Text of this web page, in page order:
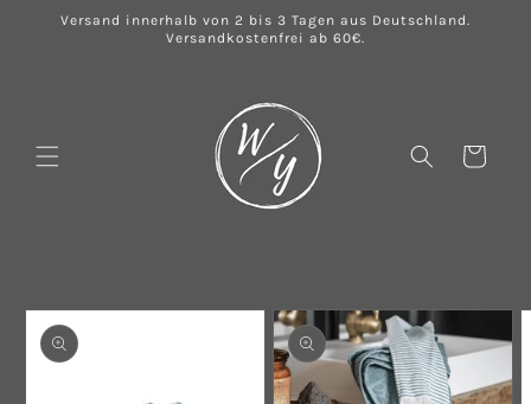
zumVersand innerhalb von 2 bis 3 Tagen aus Deutschland.
Versandkostenfrei ab 60€.
Warenkorb